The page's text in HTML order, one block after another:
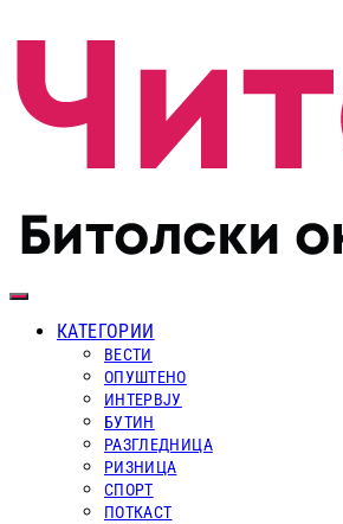
КАТЕГОРИИ
ВЕСТИ
ОПУШТЕНО
ИНТЕРВЈУ
БУТИН
РАЗГЛЕДНИЦА
РИЗНИЦА
СПОРТ
ПОТКАСТ